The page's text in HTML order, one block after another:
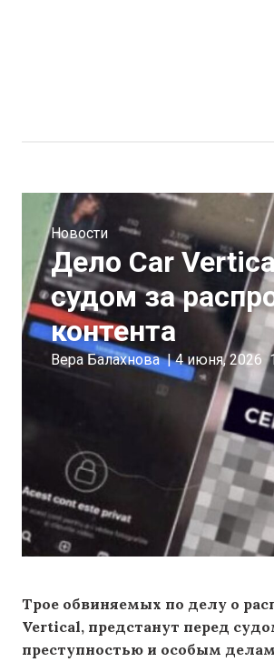
Новости
Дело Car
судом за
контента
Вера Балахнова | 4 июня, 2026
Трое обвиняемых по делу о
Vertical, предстанут перед
преступностью и особым